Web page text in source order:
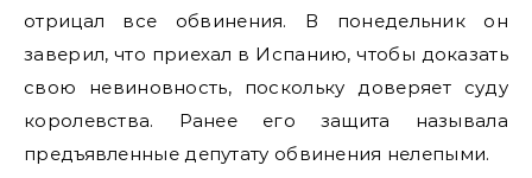
отрицал все обвинения. В понедельник он
заверил, что приехал в Испанию, чтобы доказать
свою невиновность, поскольку доверяет суду
королевства. Ранее его защита называла
предъявленные депутату обвинения нелепыми.